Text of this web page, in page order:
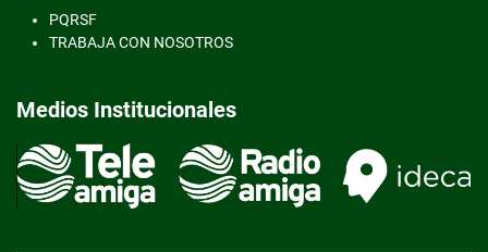
PQRSF
TRABAJA CON NOSOTROS
Medios Institucionales